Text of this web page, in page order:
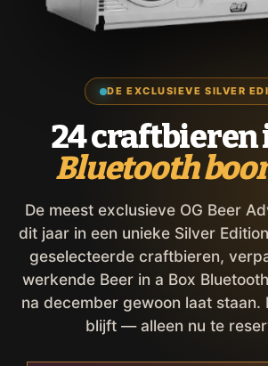
DE EXCLUSIEVE SILVER
24 craftbieren
Bluetooth
De meest exclusieve OG Beer
dit jaar in een unieke Silver
geselecteerde craftbieren,
werkende Beer in a Box
na december gewoon laat staan.
blijft — alleen nu te